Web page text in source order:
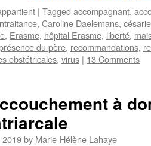
| Tagged accompagnant,
, Caroline Daelemans,
, Erasme, hôpital Erasme, liberté,
du père, recommandations,
obstétricales, virus | 13 Comments
à
2019by Marie-Hélène Lahaye